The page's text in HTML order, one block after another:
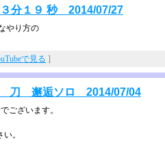
１９ 秒 2014/07/27
やり方の
で見る ]
刀 邂逅ソロ 2014/07/04
ございます。
。